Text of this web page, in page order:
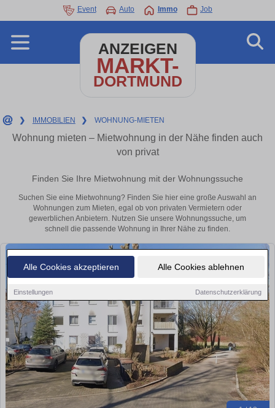
Alle Cookies akzeptieren Alle Cookies ablehnen
Einstellungen Datenschutzerklärung
Event Auto Immo Job
ANZEIGEN
MARKT-
DORTMUND
❯ IMMOBILIEN ❯ WOHNUNG-MIETEN
Wohnung mieten – Mietwohnung in der Nähe finden auch
von privat
Finden Sie Ihre Mietwohnung mit der Wohnungssuche
Suchen Sie eine Mietwohnung? Finden Sie hier eine große Auswahl an
Wohnungen zum Mieten, egal ob von privaten Vermietern oder
gewerblichen Anbietern. Nutzen Sie unsere Wohnungssuche, um
schnell die passende Wohnung in Ihrer Nähe zu finden.